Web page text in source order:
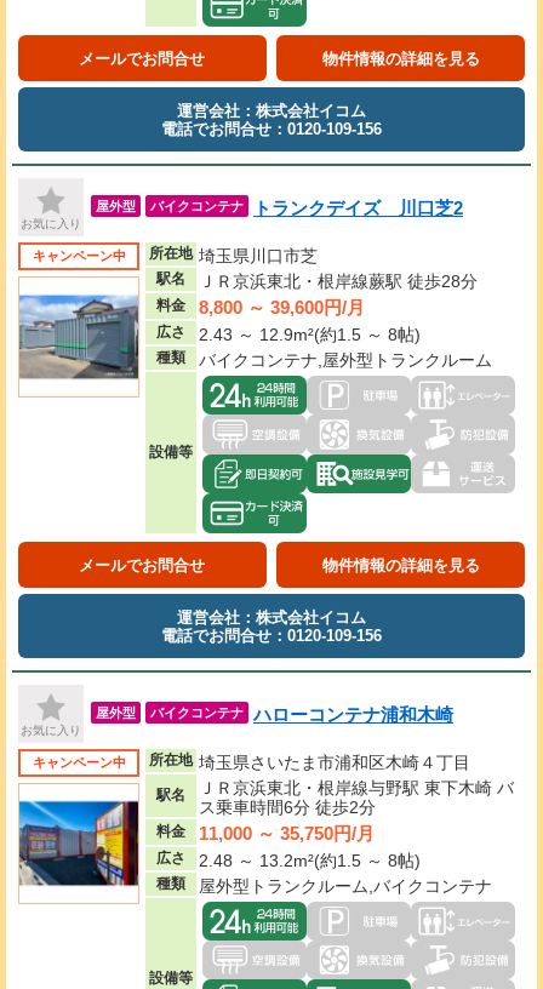
メールでお問合せ 物件情報の詳細を見る
運営会社：株式会社イコム
電話でお問合せ：0120-109-156
お気に入り
屋外型 バイクコンテナ トランクデイズ 川口芝2
キャンペーン中 所在地 埼玉県川口市芝
駅名 ＪＲ京浜東北・根岸線蕨駅 徒歩28分
料金 8,800 ～ 39,600円/月
広さ 2.43 ～ 12.9m²(約1.5 ～ 8帖)
種類 バイクコンテナ,屋外型トランクルーム
設備等
メールでお問合せ 物件情報の詳細を見る
運営会社：株式会社イコム
電話でお問合せ：0120-109-156
お気に入り
屋外型 バイクコンテナ ハローコンテナ浦和木崎
キャンペーン中 所在地 埼玉県さいたま市浦和区木崎４丁目
駅名
ＪＲ京浜東北・根岸線与野駅 東下木崎 バ
ス乗車時間6分 徒歩2分
料金 11,000 ～ 35,750円/月
広さ 2.48 ～ 13.2m²(約1.5 ～ 8帖)
種類 屋外型トランクルーム,バイクコンテナ
設備等